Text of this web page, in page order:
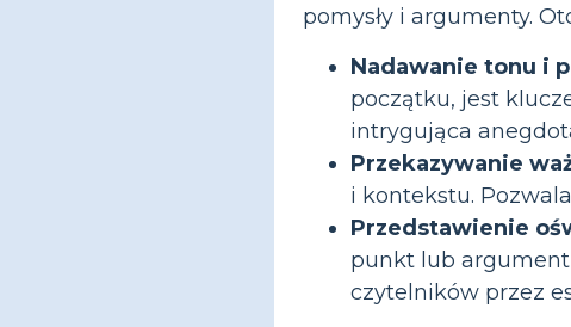
pomysły i argumenty.
Nadawanie tonu i
początku, jest
intrygująca
Przekazywanie
i kontekstu.
Przedstawienie
punkt lub
czytelników przez